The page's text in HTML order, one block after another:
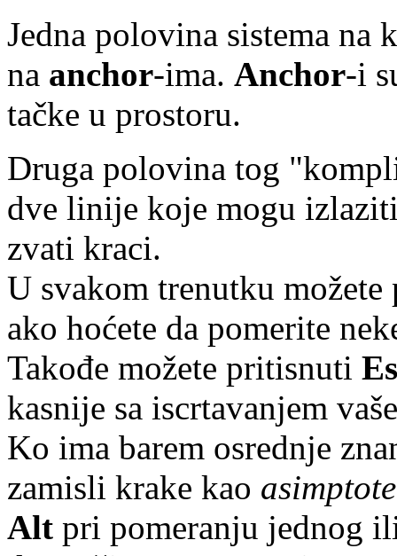
Jedna polovina sistema na
na anchor-ima. Anchor-i
tačke u prostoru.
Druga polovina tog
dve linije koje mogu
zvati kraci.
U svakom trenutku
ako hoćete da pomerite
Takođe možete pritisnuti
kasnije sa iscrtavanjem
Ko ima barem osrednje
zamisli krake kao
Alt pri pomeranju jednog